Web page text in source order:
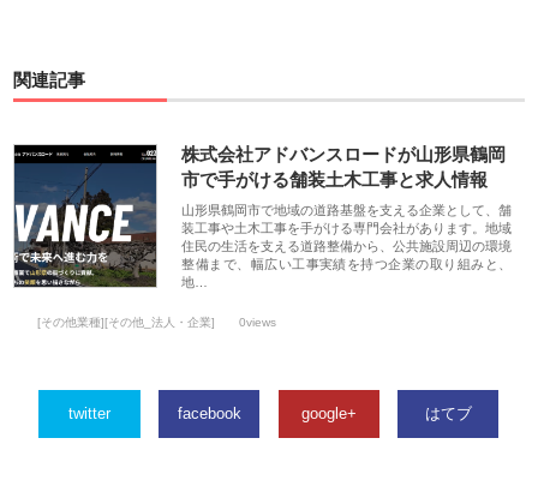
関連記事
株式会社アドバンスロードが山形県鶴岡
市で手がける舗装土木工事と求人情報
山形県鶴岡市で地域の道路基盤を支える企業として、舗
装工事や土木工事を手がける専門会社があります。地域
住民の生活を支える道路整備から、公共施設周辺の環境
整備まで、幅広い工事実績を持つ企業の取り組みと、
地…
[その他業種][その他_法人・企業] 0views
twitter facebook google+ はてブ